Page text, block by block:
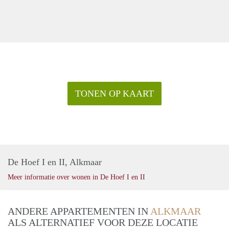
TONEN OP KAART
De Hoef I en II, Alkmaar
Meer informatie over wonen in De Hoef I en II
ANDERE APPARTEMENTEN IN ALKMAAR
ALS ALTERNATIEF VOOR DEZE LOCATIE